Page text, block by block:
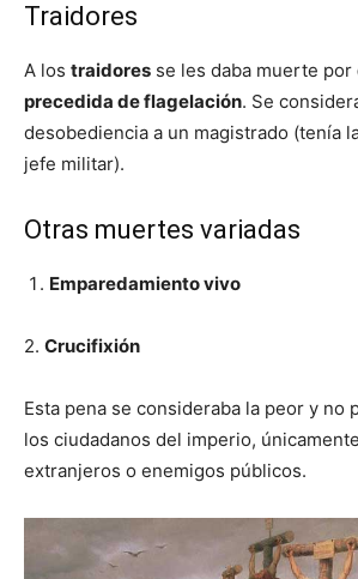
Traidores
A los traidores se les daba muerte por
precedida de flagelación. Se
desobediencia a un magistrado (tenía
jefe militar).
Otras muertes variadas
Emparedamiento vivo
2. Crucifixión
Esta pena se consideraba la peor y no
los ciudadanos del imperio,
extranjeros o enemigos públicos.